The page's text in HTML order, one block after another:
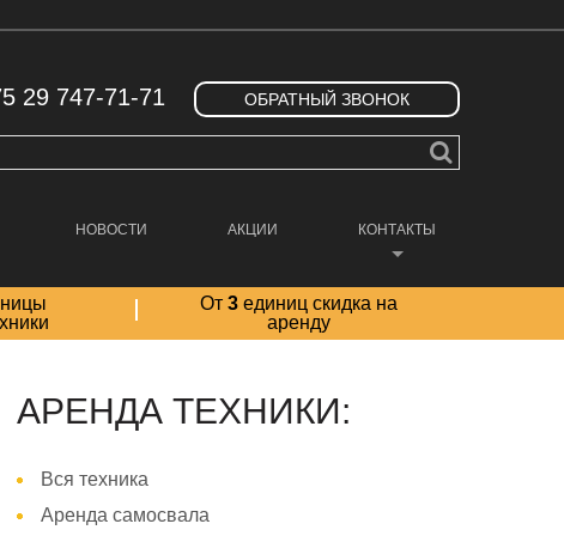
29 747-71-71 ОБРАТНЫЙ ЗВОНОК
НОВОСТИ АКЦИИ КОНТАКТЫ
От3 единиц скидка на
аренду
АРЕНДА ТЕХНИКИ:
Вся техника
Аренда самосвала